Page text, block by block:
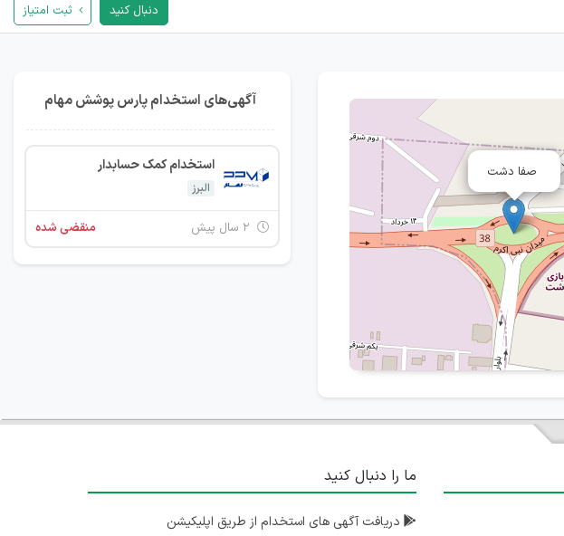
دنبال کنید ثبت امتیاز
صفا دشت
آگهی‌های استخدام پارس پوشش مهام
استخدام کمک حسابدار
البرز
منقضی شده
ما را دنبال کنید
دریافت آگهی های استخدام از طریق اپلیکیشن